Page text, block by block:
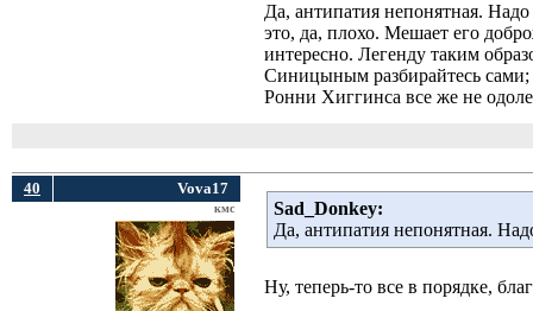
Да, антипатия непонятная.
это, да, плохо. Мешает его
интересно. Легенду таким
Синицыным разбирайтесь
Ронни Хиггинса все же не
40 Vova17
кмс
Sad_Donkey:
Да, антипатия непонятная.
Ну, теперь-то все в порядке,